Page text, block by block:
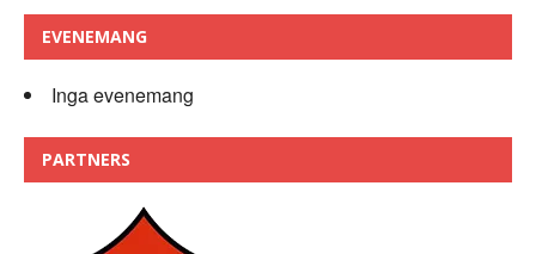
EVENEMANG
Inga evenemang
PARTNERS